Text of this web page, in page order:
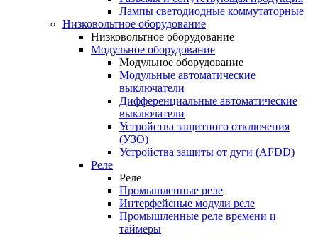
Лампы светодиодные коммутаторные
Низковольтное оборудование
Низковольтное оборудование
Модульное оборудование
Модульное оборудование
Модульные автоматические
выключатели
Дифференциальные автоматические
выключатели
Устройства защитного отключения
(УЗО)
Устройства защиты от дуги (AFDD)
Реле
Реле
Промышленные реле
Интерфейсные модули реле
Промышленные реле времени и
таймеры